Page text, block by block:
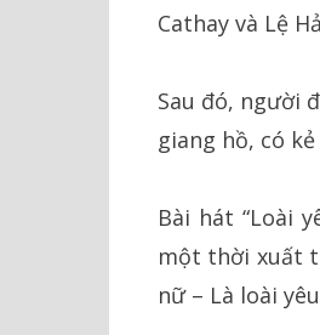
Cathay và Lệ
Sau đó, người
giang hồ, có
Bài hát “Loài
một thời xuất
nữ – Là loài